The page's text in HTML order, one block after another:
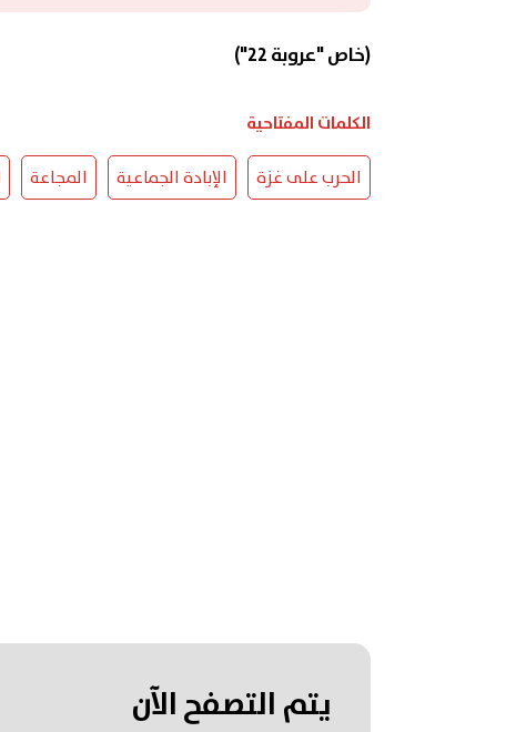
(خاص "عروبة 22")
الكلمات المفتاحية
الحرب على غزة الإبادة الجماعية المجاعة
يتم التصفح الآن